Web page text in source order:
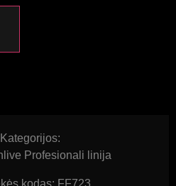
Kategorijos:
Profesionali linija
kodas: FF723